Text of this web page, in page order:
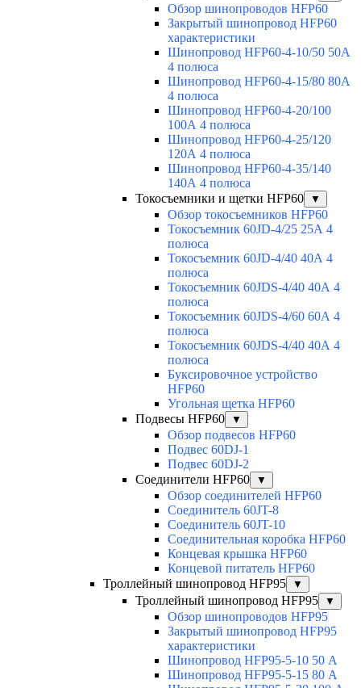
Обзор шинопроводов HFP60
Закрытый шинопровод HFP60
характеристики
Шинопровод HFP60-4-10/50 50А
4 полюса
Шинопровод HFP60-4-15/80 80А
4 полюса
Шинопровод HFP60-4-20/100
100А 4 полюса
Шинопровод HFP60-4-25/120
120А 4 полюса
Шинопровод HFP60-4-35/140
140А 4 полюса
Токосъемники и щетки HFP60
▼
Обзор токосъемников HFP60
Токосъемник 60JD-4/25 25А 4
полюса
Токосъемник 60JD-4/40 40А 4
полюса
Токосъемник 60JDS-4/40 40А 4
полюса
Токосъемник 60JDS-4/60 60А 4
полюса
Токосъемник 60JDS-4/40 40А 4
полюса
Буксировочное устройство
HFP60
Угольная щетка HFP60
Подвесы HFP60
▼
Обзор подвесов HFP60
Подвес 60DJ-1
Подвес 60DJ-2
Соединители HFP60
▼
Обзор соединителей HFP60
Соединитель 60JT-8
Соединитель 60JT-10
Соединительная коробка HFP60
Концевая крышка HFP60
Концевой питатель HFP60
Троллейный шинопровод HFP95
▼
Троллейный шинопровод HFP95 ▼
Обзор шинопроводов HFP95
Закрытый шинопровод HFP95
характеристики
Шинопровод HFP95-5-10 50 А
Шинопровод HFP95-5-15 80 А